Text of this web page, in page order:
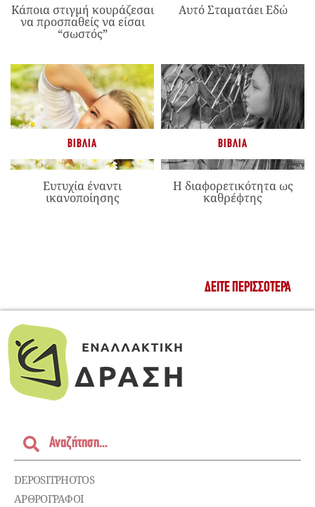
Κάποια στιγμή κουράζεσαι
να προσπαθείς να είσαι
“σωστός”
Αυτό Σταματάει Εδώ
ΒΙΒΛΊΑ
Ευτυχία έναντι
ικανοποίησης
ΒΙΒΛΊΑ
Η διαφορετικότητα ως
καθρέφτης
ΔΕΊΤΕ ΠΕΡΙΣΣΌΤΕΡΑ
DEPOSITPHOTOS
ΑΡΘΡΟΓΡΑΦΟΙ